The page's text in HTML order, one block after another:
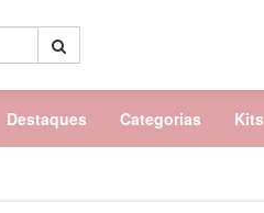
Destaques Categorias Kits